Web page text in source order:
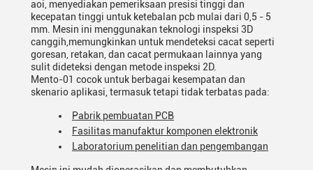
aoi, menyediakan pemeriksaan presisi tinggi dan
kecepatan tinggi untuk ketebalan pcb mulai dari 0,5 - 5
mm. Mesin ini menggunakan teknologi inspeksi 3D
canggih,memungkinkan untuk mendeteksi cacat seperti
goresan, retakan, dan cacat permukaan lainnya yang
sulit dideteksi dengan metode inspeksi 2D.
Mento-01 cocok untuk berbagai kesempatan dan
skenario aplikasi, termasuk tetapi tidak terbatas pada:
Pabrik pembuatan PCB
Fasilitas manufaktur komponen elektronik
Laboratorium penelitian dan pengembangan